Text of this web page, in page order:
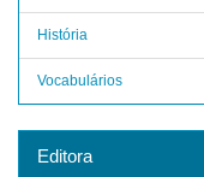
História
Vocabulários
Editora